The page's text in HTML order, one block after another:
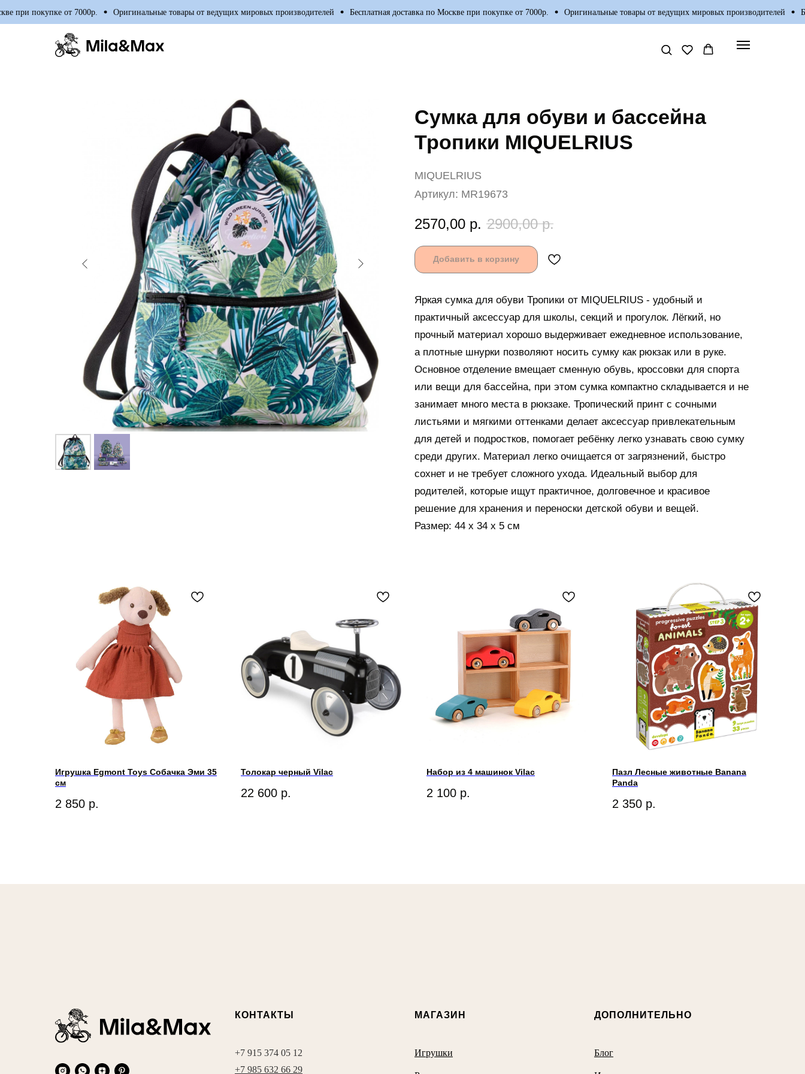
покупке от 7000р. Оригинальные товары от ведущих мировых производителей Бесплатная доставка по Москве при покупке от 7000р. Оригинальные товары от ведущих мировых производителей
Сумка для обуви и бассейна
Тропики MIQUELRIUS
MIQUELRIUS
Артикул: MR19673
2570,00 р. 2900,00 р.
Добавить в корзину
Яркая сумка для обуви Тропики от MIQUELRIUS - удобный и
практичный аксессуар для школы, секций и прогулок. Лёгкий, но
прочный материал хорошо выдерживает ежедневное использование,
а плотные шнурки позволяют носить сумку как рюкзак или в руке.
Основное отделение вмещает сменную обувь, кроссовки для спорта
или вещи для бассейна, при этом сумка компактно складывается и не
занимает много места в рюкзаке. Тропический принт с сочными
листьями и мягкими оттенками делает аксессуар привлекательным
для детей и подростков, помогает ребёнку легко узнавать свою сумку
среди других. Материал легко очищается от загрязнений, быстро
сохнет и не требует сложного ухода. Идеальный выбор для
родителей, которые ищут практичное, долговечное и красивое
решение для хранения и переноски детской обуви и вещей.
Размер: 44 х 34 х 5 см
Игрушка Egmont Toys Собачка Эми 35
см
2 850 р.
Толокар черный Vilac
22 600 р.
Набор из 4 машинок Vilac
2 100 р.
Пазл Лесные животные Banana
Panda
2 350 р.
КОНТАКТЫ
+7 915 374 05 12
+7 985 632 66 29
МАГАЗИН
Игрушки
ДОПОЛНИТЕЛЬНО
Блог